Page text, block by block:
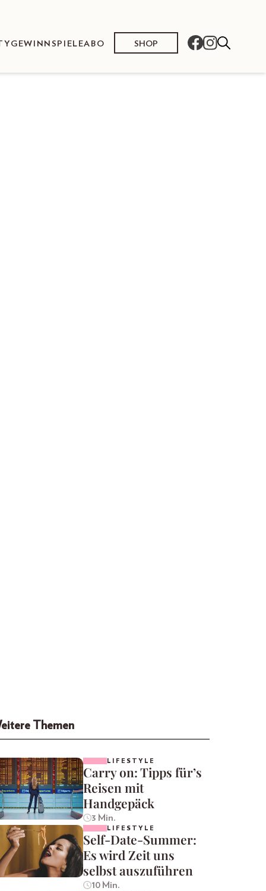
GEWINNSPIELEABO SHOP
Themen
LIFESTYLE
Carry on: Tipps für’s
Reisen mit
Handgepäck
3 Min.
LIFESTYLE
Self-Date-Summer:
Es wird Zeit uns
selbst auszuführen
10 Min.